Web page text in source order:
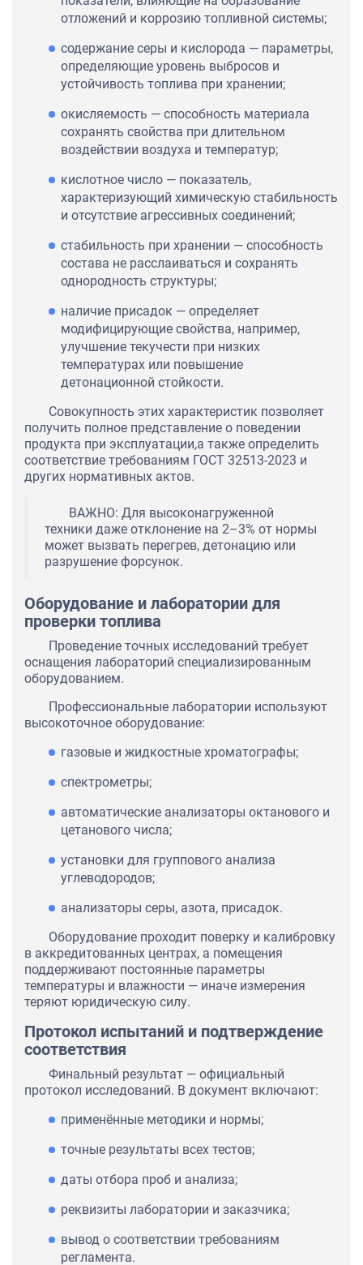
отложений и коррозию топливной системы;
содержание серы и кислорода — параметры,
определяющие уровень выбросов и
устойчивость топлива при хранении;
окисляемость — способность материала
сохранять свойства при длительном
воздействии воздуха и температур;
кислотное число — показатель,
характеризующий химическую стабильность
и отсутствие агрессивных соединений;
стабильность при хранении — способность
состава не расслаиваться и сохранять
однородность структуры;
наличие присадок — определяет
модифицирующие свойства, например,
улучшение текучести при низких
температурах или повышение
детонационной стойкости.
Совокупность этих характеристик позволяет
получить полное представление о поведении
продукта при эксплуатации,а также определить
соответствие требованиям ГОСТ 32513-2023 и
других нормативных актов.
ВАЖНО: Для высоконагруженной
техники даже отклонение на 2–3% от нормы
может вызвать перегрев, детонацию или
разрушение форсунок.
Оборудование и лаборатории для
проверки топлива
Проведение точных исследований требует
оснащения лабораторий специализированным
оборудованием.
Профессиональные лаборатории используют
высокоточное оборудование:
газовые и жидкостные хроматографы;
спектрометры;
автоматические анализаторы октанового и
цетанового числа;
установки для группового анализа
углеводородов;
анализаторы серы, азота, присадок.
Оборудование проходит поверку и калибровку
в аккредитованных центрах, а помещения
поддерживают постоянные параметры
температуры и влажности — иначе измерения
теряют юридическую силу.
Протокол испытаний и подтверждение
соответствия
Финальный результат — официальный
протокол исследований. В документ включают:
применённые методики и нормы;
точные результаты всех тестов;
даты отбора проб и анализа;
реквизиты лаборатории и заказчика;
вывод о соответствии требованиям
регламента.